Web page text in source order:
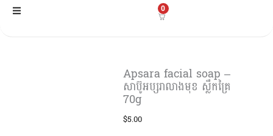
Skip
0
Apsara facial soap –
សាប៊ូអប្សរាលាងមុខ ស្លឹកគ្រៃ
70g
$5.00